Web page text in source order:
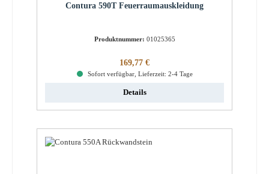
Contura 590T Feuerraumauskleidung
Produktnummer: 01025365
Regulärer Preis:
169,77 €
Sofort verfügbar, Lieferzeit: 2-4 Tage
Details